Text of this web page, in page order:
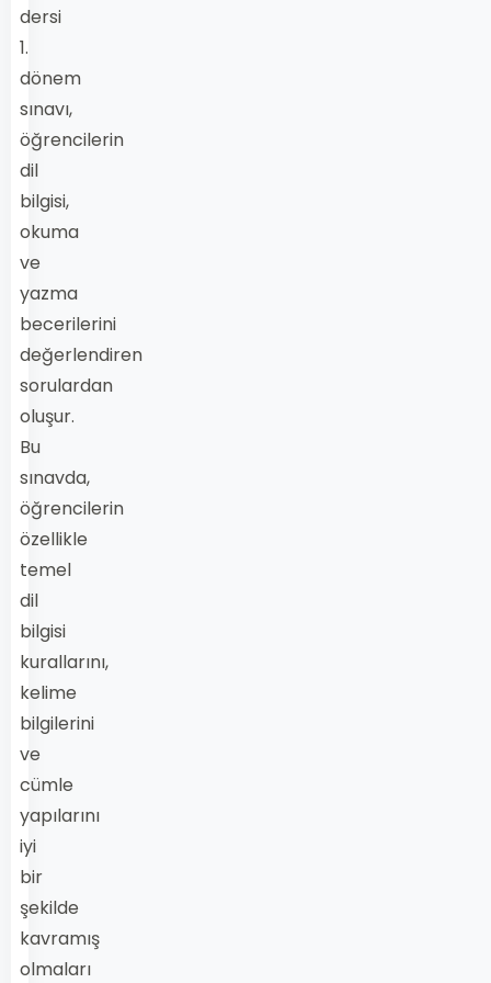
dersi
1.
dönem
sınavı,
öğrencilerin
dil
bilgisi,
okuma
ve
yazma
becerilerini
değerlendiren
sorulardan
oluşur.
Bu
sınavda,
öğrencilerin
özellikle
temel
dil
bilgisi
kurallarını,
kelime
bilgilerini
ve
cümle
yapılarını
iyi
bir
şekilde
kavramış
olmaları